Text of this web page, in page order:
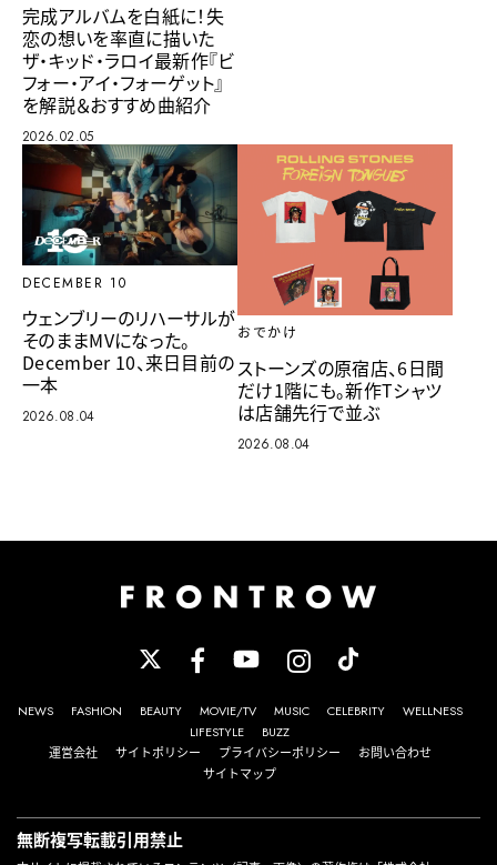
完成アルバムを白紙に！失
恋の想いを率直に描いた
ザ・キッド・ラロイ最新作『ビ
フォー・アイ・フォーゲット』
を解説＆おすすめ曲紹介
2026.02.05
DECEMBER 10
ウェンブリーのリハーサルが
そのままMVになった。
December 10、来日目前の
一本
2026.08.04
おでかけ
ストーンズの原宿店、6日間
だけ1階にも。新作Tシャツ
は店舗先行で並ぶ
2026.08.04
NEWS FASHION BEAUTY MOVIE/TV MUSIC CELEBRITY
WELLNESS
LIFESTYLE
BUZZ
運営会社
サイトポリシー プライバシーポリシー
お問い合わせ
サイトマップ
無断複写転載引用禁止